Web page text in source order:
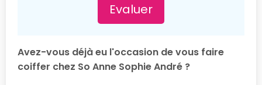
Evaluer
Avez-vous déjà eu l'occasion de vous faire
coiffer chez So Anne Sophie André ?